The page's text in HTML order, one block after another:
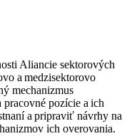
Aliancie sektorových
a medzisektorovo
mechanizmus
pozície a ich
a pripraviť návrhy na
ich overovania.